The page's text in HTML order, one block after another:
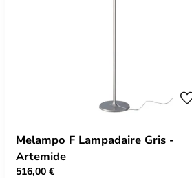
Melampo F Lampadaire Gris -
Artemide
516,00 €